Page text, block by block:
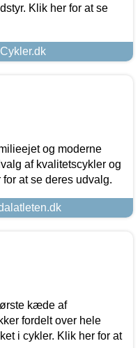
Klik her for at se
og moderne
af kvalitetscykler og
at se deres udvalg.
kæde af
fordelt over hele
i cykler. Klik her for at